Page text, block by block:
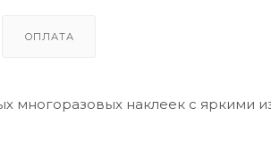
ОПЛАТА
многоразовых наклеек с яркими